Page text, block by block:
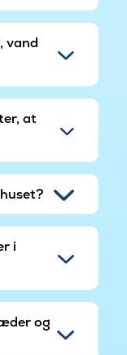
vand
at
i
og